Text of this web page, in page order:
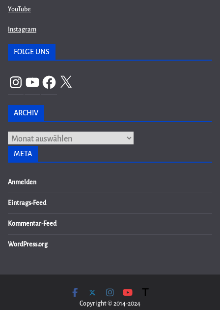
YouTube
Instagram
FOLGE UNS
InstagramYouTubeFacebook
X
ARCHIV
Archiv
META
Anmelden
Eintrags-Feed
Kommentar-Feed
WordPress.org
Copyright © 2014-2024